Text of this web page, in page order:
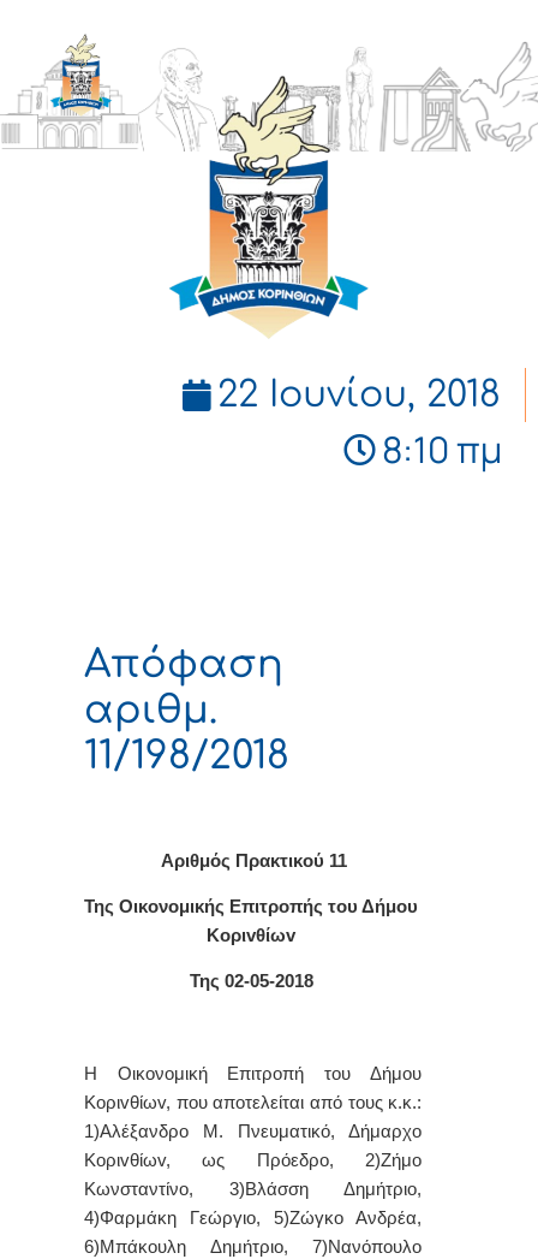
ΔΗΜΟΣ
ΚΟΡΙΝΘΙΩΝ
22 Ιουνίου, 2018
8:10 πμ
Απόφαση
αριθμ.
11/198/2018
Αριθμός Πρακτικού 11
Της Οικονομικής Επιτρoπής τoυ Δήμoυ
Κoριvθίωv
Της 02-05-2018
Η Οικονομική Επιτρoπή τoυ Δήμoυ
Κoριvθίωv, πoυ απoτελείται από τoυς κ.κ.:
1)Αλέξανδρο Μ . Πνευματικό,Δήμαρχo
Κoριvθίωv,ως Πρόεδρo, 2)Ζήμο
Κωνσταντίνο, 3)Βλάσση Δημήτριο,
4)Φαρμάκη Γεώργιο, 5)Ζώγκο Ανδρέα,
6)Μπάκουλη Δημήτριο, 7)Νανόπουλο